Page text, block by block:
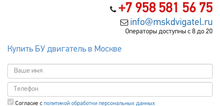
+7 958 581 56 75
info@mskdvigatel.ru
Операторы доступны с 8 до 20
Купить БУ двигатель в Москве
Согласие с политикой обработки персональных данных